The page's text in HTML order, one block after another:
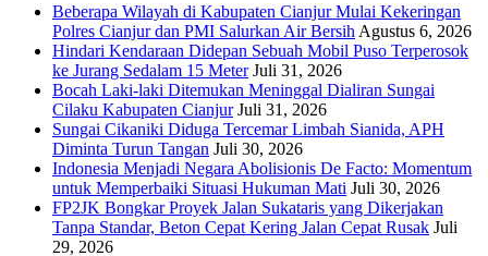
Beberapa Wilayah di Kabupaten Cianjur Mulai Kekeringan
Polres Cianjur dan PMI Salurkan Air Bersih Agustus 6, 2026
Hindari Kendaraan Didepan Sebuah Mobil Puso Terperosok
ke Jurang Sedalam 15 Meter Juli 31, 2026
Bocah Laki-laki Ditemukan Meninggal Dialiran Sungai
Cilaku Kabupaten Cianjur Juli 31, 2026
Sungai Cikaniki Diduga Tercemar Limbah Sianida, APH
Diminta Turun Tangan Juli 30, 2026
‎Indonesia Menjadi Negara Abolisionis De Facto: Momentum
untuk Memperbaiki Situasi Hukuman Mati Juli 30, 2026
FP2JK Bongkar Proyek Jalan Sukataris yang Dikerjakan
Tanpa Standar, Beton Cepat Kering Jalan Cepat Rusak Juli
29, 2026